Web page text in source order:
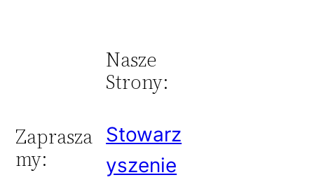
Zaprasza
my:
Nasze
Strony:
Stowarz
yszenie